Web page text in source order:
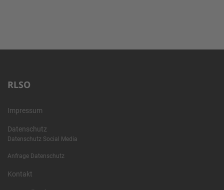
RLSO
Impressum
Datenschutz
Datenschutz Social Media
Anfrage Datenschutz
Kontakt